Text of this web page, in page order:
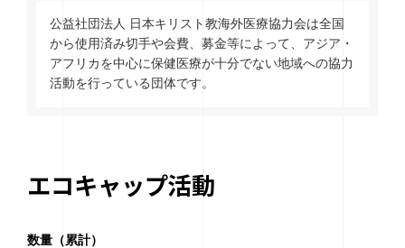
公益社団法人 日本キリスト教海外医療協力会は全国
から使用済み切手や会費、募金等によって、アジア・
アフリカを中心に保健医療が十分でない地域への協力
活動を行っている団体です。
エコキャップ活動
数量（累計）